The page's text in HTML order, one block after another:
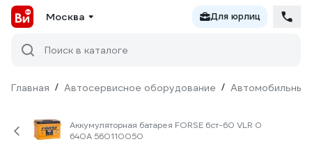
Москва Для юрлиц
Поиск в каталоге
Главная / Автосервисное оборудование / Автомобильные
Аккумуляторная батарея FORSE 6ст-60 VLR 0
640A 560110050